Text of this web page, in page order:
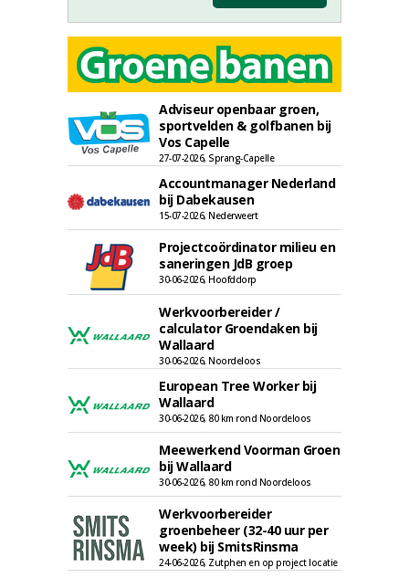
Adviseur openbaar groen,
sportvelden & golfbanen bij
Vos Capelle
27-07-2026, Sprang-Capelle
Accountmanager Nederland
bij Dabekausen
15-07-2026, Nederweert
Projectcoördinator milieu en
saneringen JdB groep
30-06-2026, Hoofddorp
Werkvoorbereider /
calculator Groendaken bij
Wallaard
30-06-2026, Noordeloos
European Tree Worker bij
Wallaard
30-06-2026, 80 km rond Noordeloos
Meewerkend Voorman Groen
bij Wallaard
30-06-2026, 80 km rond Noordeloos
Werkvoorbereider
groenbeheer (32-40 uur per
week) bij SmitsRinsma
24-06-2026, Zutphen en op project locatie